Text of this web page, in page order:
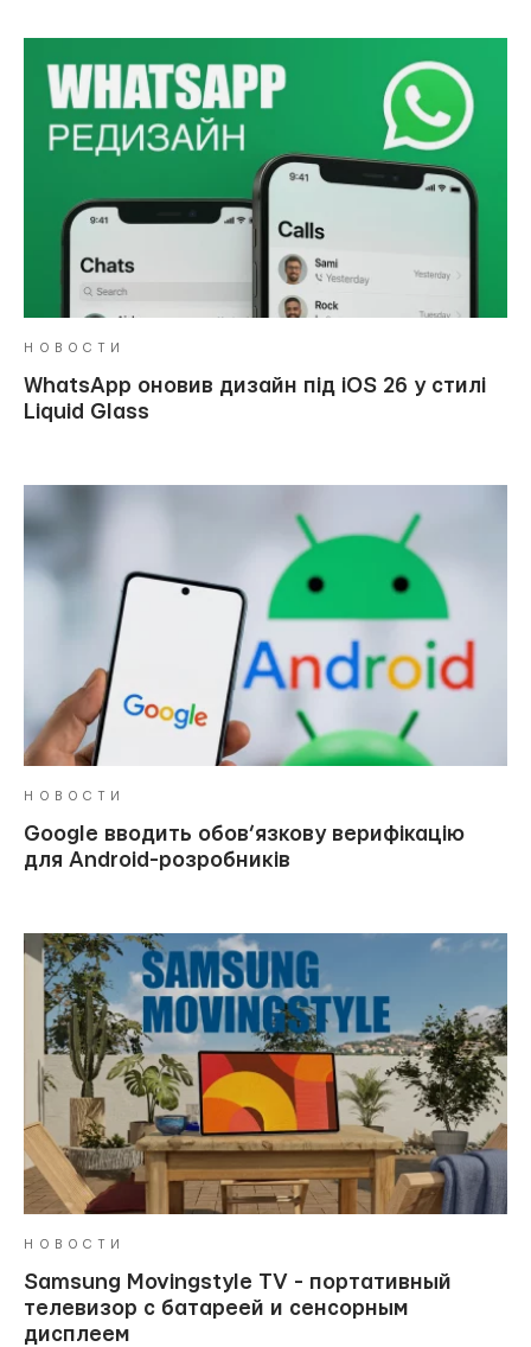
НОВОСТИ
WhatsApp оновив дизайн під iOS 26 у стилі
Liquid Glass
НОВОСТИ
Google вводить обов’язкову верифікацію
для Android-розробників
НОВОСТИ
Samsung Movingstyle TV - портативный
телевизор с батареей и сенсорным
дисплеем